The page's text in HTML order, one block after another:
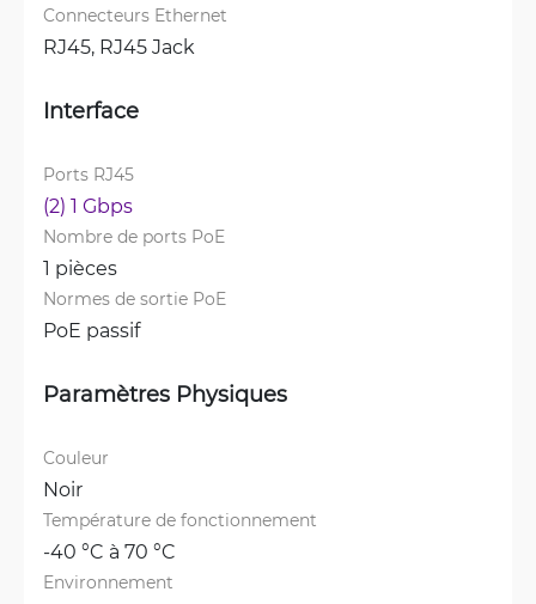
Connecteurs Ethernet
RJ45, RJ45 Jack
Interface
Ports RJ45
(2) 1 Gbps
Nombre de ports PoE
1 pièces
Normes de sortie PoE
PoE passif
Paramètres Physiques
Couleur
Noir
Température de fonctionnement
-40 °C à 70 °C
Environnement